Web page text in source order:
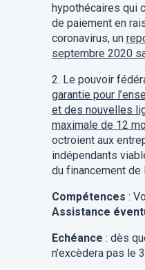
hypothécaires qui
de paiement en
coronavirus, un
septembre 2020
2. Le pouvoir
garantie pour
et des nouvelles
maximale de 12
octroient aux
indépendants
du financement de
Compétences :
Assistance
Echéance : dès
n'excèdera pas le